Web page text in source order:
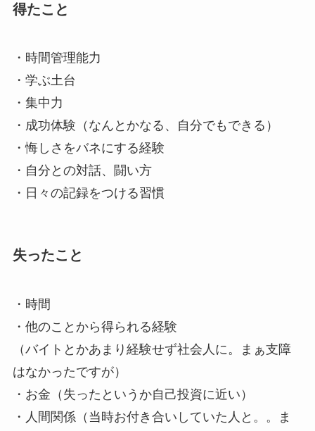
得たこと
・時間管理能力
・学ぶ土台
・集中力
・成功体験（なんとかなる、自分でもできる）
・悔しさをバネにする経験
・自分との対話、闘い方
・日々の記録をつける習慣
失ったこと
・時間
・他のことから得られる経験
（バイトとかあまり経験せず社会人に。まぁ支障
はなかったですが）
・お金（失ったというか自己投資に近い）
・人間関係（当時お付き合いしていた人と。。ま